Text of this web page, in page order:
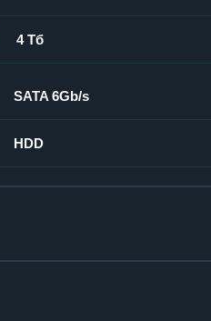
4 Тб
SATA 6Gb/s
HDD